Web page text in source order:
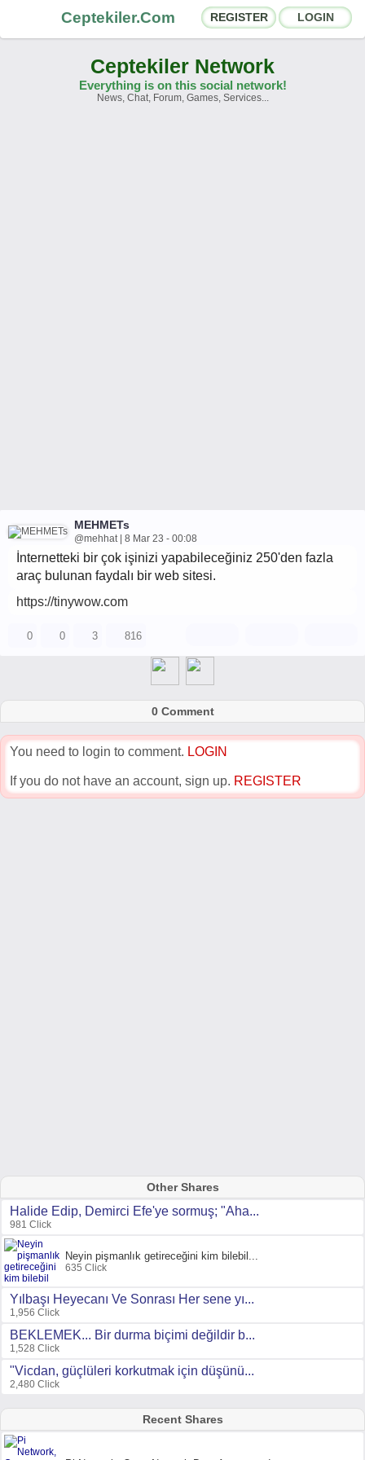
Ceptekiler.Com REGISTER LOGIN
Ceptekiler Network
Everything is on this social network!
News, Chat, Forum, Games, Services...
MEHMETs
@mehhat | 8 Mar 23 - 00:08
İnternetteki bir çok işinizi yapabileceğiniz 250'den fazla
araç bulunan faydalı bir web sitesi.
https://tinywow.com
0 0 3 816
0 Comment
You need to login to comment. LOGIN
If you do not have an account, sign up. REGISTER
Other Shares
Halide Edip, Demirci Efe'ye sormuş; "Aha...
981 Click
Neyin pişmanlık getireceğini kim bilebil...
635 Click
Yılbaşı Heyecanı Ve Sonrası Her sene yı...
1,956 Click
BEKLEMEK... Bir durma biçimi değildir b...
1,528 Click
"Vicdan, güçlüleri korkutmak için düşünü...
2,480 Click
Recent Shares